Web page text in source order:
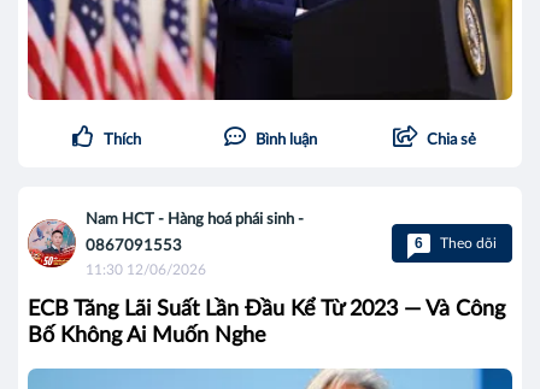
Thích Bình luận Chia sẻ
Nam HCT - Hàng hoá phái sinh -
0867091553
11:30 12/06/2026
6 Theo dõi
ECB Tăng Lãi Suất Lần Đầu Kể Từ 2023 — Và Công
Bố Không Ai Muốn Nghe